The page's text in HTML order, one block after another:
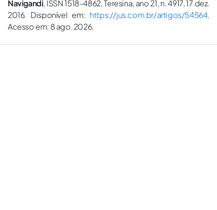
Navigandi, ISSN 1518-4862, Teresina, ano 21, n. 4917, 17 dez.
2016. Disponível em: https://jus.com.br/artigos/54564.
Acesso em: 8 ago. 2026.